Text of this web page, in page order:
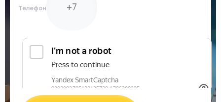
Телефон